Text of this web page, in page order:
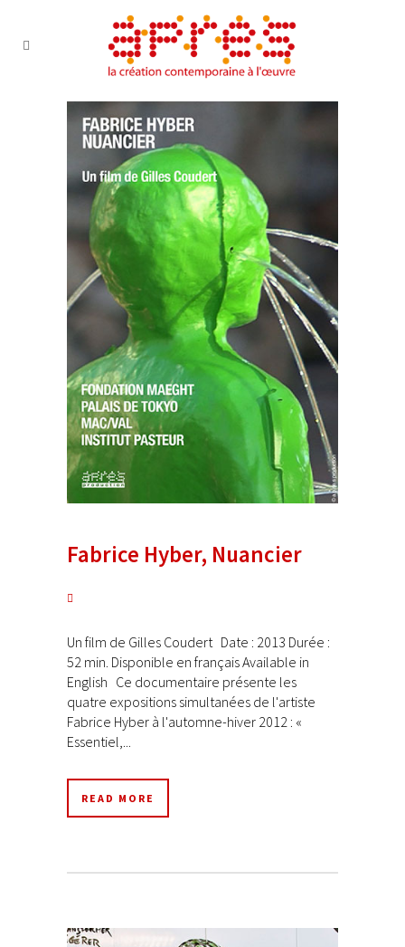
Fabrice Hyber, Nuancier
Un film de Gilles Coudert Date : 2013 Durée :
52 min. Disponible en français Available in
English Ce documentaire présente les
quatre expositions simultanées de l'artiste
Fabrice Hyber à l'automne-hiver 2012 : «
Essentiel,...
READ MORE